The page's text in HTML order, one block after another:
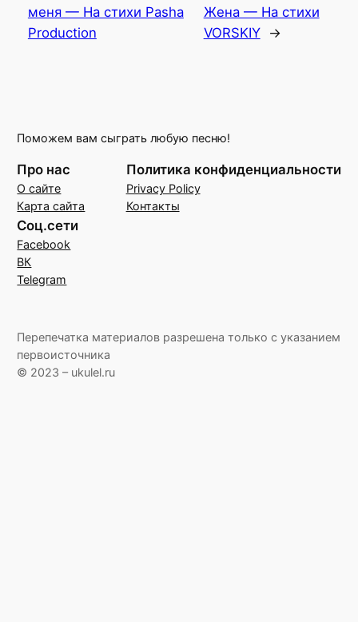
меня — На стихи Pasha
Production
Жена — На стихи
VORSKIY
→
Поможем вам сыграть любую песню!
Про нас
О сайте
Карта сайта
Политика конфиденциальности
Privacy Policy
Контакты
Соц.сети
Facebook
ВК
Telegram
Перепечатка материалов разрешена только с указанием
первоисточника
© 2023 – ukulel.ru